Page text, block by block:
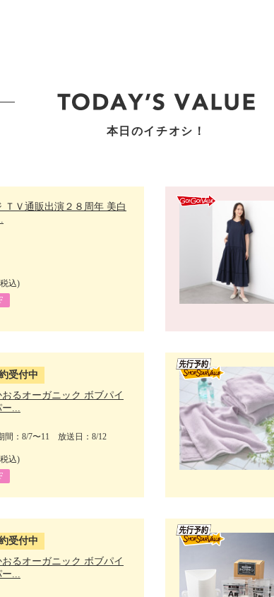
本日のイチオシ！
ＴＶ通販出演２８周年 美白
込)
受付中
るオーガニック ボブパイ
ー...
間：8/7〜11 放送日：8/12
込)
受付中
るオーガニック ボブパイ
ー...